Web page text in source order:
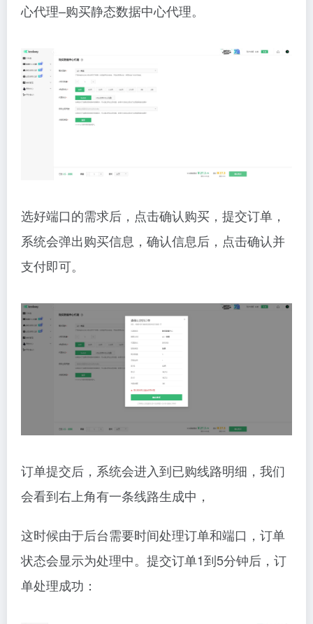
心代理–购买静态数据中心代理。
选好端口的需求后，点击确认购买，提交订单，
系统会弹出购买信息，确认信息后，点击确认并
支付即可。
订单提交后，系统会进入到已购线路明细，我们
会看到右上角有一条线路生成中，
这时候由于后台需要时间处理订单和端口，订单
状态会显示为处理中。提交订单1到5分钟后，订
单处理成功：